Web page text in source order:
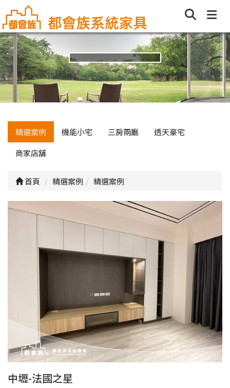
精選案例 機能小宅 三房兩廳
透天豪宅
商家店舖
首頁 精選案例 精選案例
中壢-法國之星